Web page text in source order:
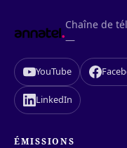
Chaîne de
—
YouTube
LinkedIn
ÉMISSIONS